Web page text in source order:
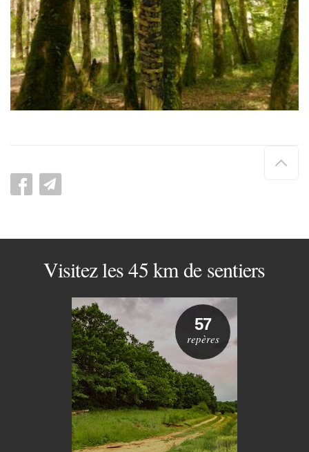
de
Visitez les 45 km de sentiers
57
repères